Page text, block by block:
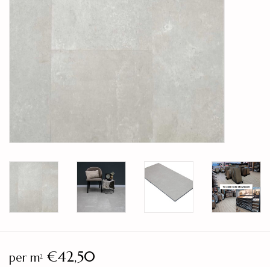
per m2 €42,50